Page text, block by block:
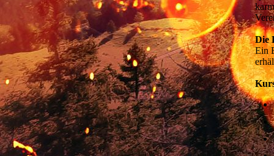
Die
Ein